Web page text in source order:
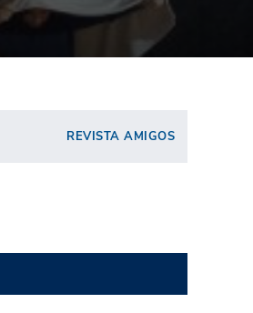
REVISTA AMIGOS